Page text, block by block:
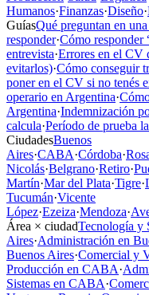
Humanos·Finanzas·Diseño·
GuíasQué preguntan en
responder·Cómo responder
entrevista·Errores en el CV
evitarlos)·Cómo conseguir
poner en el CV si no tenés
operario en Argentina·
Argentina·Indemnización
calcula·Período de prueba
CiudadesBuenos
Aires·CABA·Córdoba·
Nicolás·Belgrano·Retiro·
Martín·Mar del Plata·Tigre·
Tucumán·Vicente
López·Ezeiza·Mendoza·
Área × ciudadTecnología y
Aires·Administración en
Buenos Aires·Comercial y
Producción en CABA·
Sistemas en CABA·